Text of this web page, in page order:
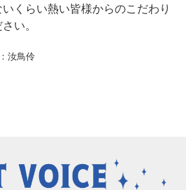
くらい熱い皆様からのこだわり
い。
汝鳥伶